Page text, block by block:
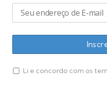
Li e concordo com os